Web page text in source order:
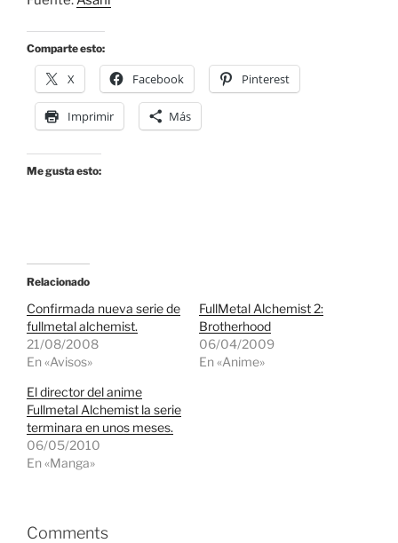
Comparte esto:
X Facebook Pinterest
Imprimir Más
Me gusta esto:
Relacionado
Confirmada nueva serie de
fullmetal alchemist.
21/08/2008
En «Avisos»
FullMetal Alchemist 2:
Brotherhood
06/04/2009
En «Anime»
El director del anime
Fullmetal Alchemist la serie
terminara en unos meses.
06/05/2010
En «Manga»
Comments